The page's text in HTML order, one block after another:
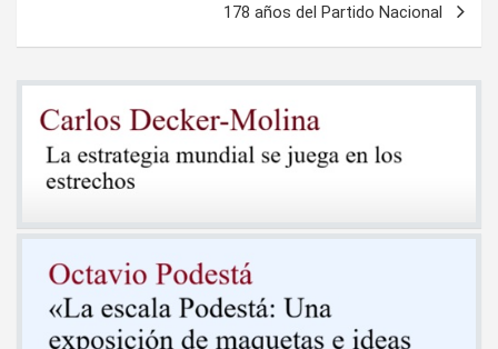
178 años del Partido Nacional